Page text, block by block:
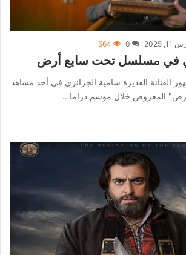
2025
0
564
في مسلسل تحت سابع أرض
الفنانة القديرة سامية الجزائري في أحد مشاهد
المعروض خلال موسم دراما…